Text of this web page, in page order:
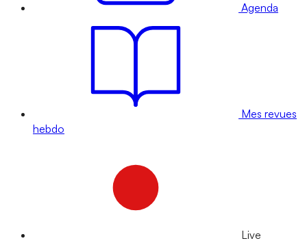
Agenda
Mes revues
hebdo
Live